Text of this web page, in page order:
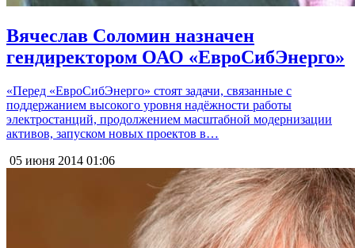
Вячеслав Соломин назначен
гендиректором ОАО «ЕвроСибЭнерго»
«Перед «ЕвроСибЭнерго» стоят задачи, связанные с
поддержанием высокого уровня надёжности работы
электростанций, продолжением масштабной модернизации
активов, запуском новых проектов в…
05 июня 2014 01:06